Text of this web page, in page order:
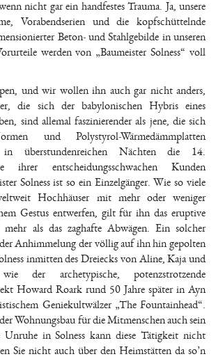
nicht gar ein handfestes Trauma. Ja, unsere
Vorabendserien und die kopfschüttelnde
Beton- und Stahlgebilde in unseren
werden von „Baumeister Solness“ voll
und wir wollen ihn auch gar nicht anders,
die sich der babylonischen Hybris eines
sind allemal faszinierender als jene, die sich
und Polystyrol-Wärmedämmplatten
in überstundenreichen Nächten die 14.
ihrer entscheidungsschwachen Kunden
Solness ist so ein Einzelgänger. Wie so viele
Hochhäuser mit mehr oder weniger
Gestus entwerfen, gilt für ihn das eruptive
mehr als das zaghafte Abwägen. Ein solcher
Anhimmelung der völlig auf ihn hin gepolten
inmitten des Dreiecks von Aline, Kaja und
der archetypische, potenzstrotzende
Howard Roark rund 50 Jahre später in Ayn
Geniekultwälzer „The Fountainhead“.
Wohnungsbau für die Mitmenschen auch sein
Unruhe in Solness kann diese Tätigkeit nicht
Sie nicht auch über den Heimstätten da so’n